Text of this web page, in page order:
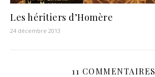
Les héritiers d’Homère
24 décembre 2013
11 COMMENTAIRES